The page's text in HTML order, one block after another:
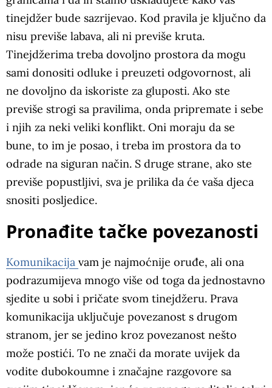
tinejdžer bude sazrijevao. Kod pravila je ključno da
nisu previše labava, ali ni previše kruta.
Tinejdžerima treba dovoljno prostora da mogu
sami donositi odluke i preuzeti odgovornost, ali
ne dovoljno da iskoriste za gluposti. Ako ste
previše strogi sa pravilima, onda pripremate i sebe
i njih za neki veliki konflikt. Oni moraju da se
bune, to im je posao, i treba im prostora da to
odrade na siguran način. S druge strane, ako ste
previše popustljivi, sva je prilika da će vaša djeca
snositi posljedice.
Pronađite tačke povezanosti
Komunikacija vam je najmoćnije oruđe, ali ona
podrazumijeva mnogo više od toga da jednostavno
sjedite u sobi i pričate svom tinejdžeru. Prava
komunikacija uključuje povezanost s drugom
stranom, jer se jedino kroz povezanost nešto
može postići. To ne znači da morate uvijek da
vodite dubokoumne i značajne razgovore sa